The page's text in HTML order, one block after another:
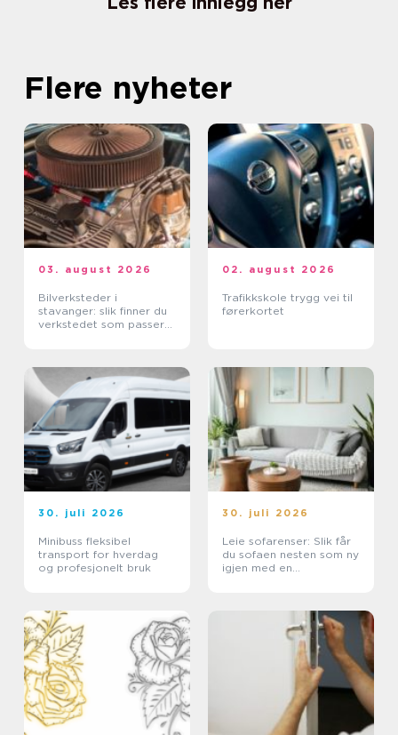
Flere nyheter
03. august 2026
Bilverksteder i
stavanger: slik finner du
verkstedet som passer
02. august 2026
Trafikkskole trygg vei til
førerkortet
30. juli 2026
Minibuss fleksibel
transport for hverdag
og profesjonelt bruk
30. juli 2026
Leie sofarenser: Slik får
du sofaen nesten som ny
igjen med en